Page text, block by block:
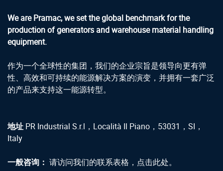
We are Pramac, we set the global benchmark for the
production of generators and warehouse material handling
equipment.
作为一个全球性的集团，我们的企业宗旨是领导向更有弹
性、高效和可持续的能源解决方案的演变，并拥有一套广泛
的产品来支持这一能源转型。
地址 PR Industrial S.r.l，Località Il Piano，53031，SI，
Italy
一般咨询： 请访问我们的联系表格，点击此处。